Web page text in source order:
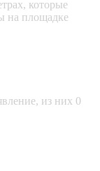
которые
на площадке
из них 0